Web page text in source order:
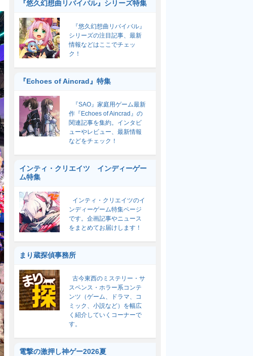
『悠久幻想曲リバイバル』シリーズ特集
『悠久幻想曲リバイバル』
シリーズの注目記事、最新
情報などはここでチェッ
ク！
『Echoes of Aincrad』特集
『SAO』家庭用ゲーム最新
作『Echoes of Aincrad』の
関連記事を集約。インタビ
ューやレビュー、最新情報
などをチェック！
インティ・クリエイツ インディーゲー
ム特集
インティ・クリエイツのイ
ンディーゲーム特集ページ
です。企画記事やニュース
をまとめてお届けします！
まり蔵探偵事務所
古今東西のミステリー・サ
スペンス・ホラー系コンテ
ンツ（ゲーム、ドラマ、コ
ミック、小説など）を幅広
く紹介していくコーナーで
す。
電撃の激押し神ゲー2026夏